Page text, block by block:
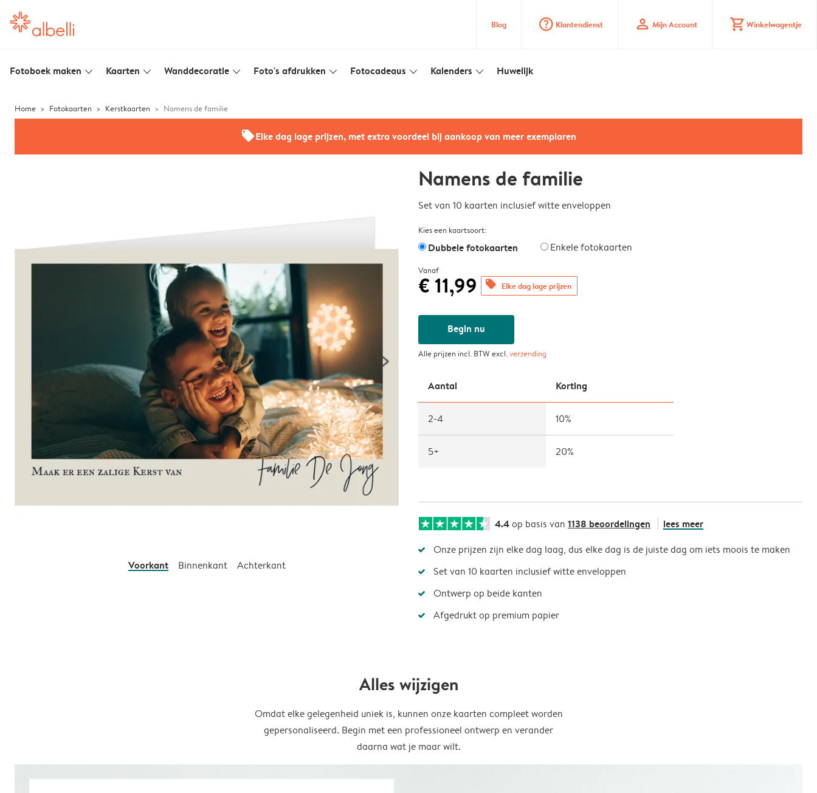
Blog question_mark_circle Klantendienst profile Mijn Account shopping_cart Winkelwagentje
Fotoboek maken slim_arrow_down Kaarten slim_arrow_down Wanddecoratie slim_arrow_down Foto's afdrukken slim_arrow_down Fotocadeaus slim_arrow_down Kalenders slim_arrow_down Huwelijk
Home Fotokaarten Kerstkaarten Namens de familie
offersElke dag lage prijzen, met extra voordeel bij aankoop van meer exemplaren
Voorkant Binnenkant Achterkant
Namens de familie
Set van 10 kaarten inclusief witte enveloppen
Kies een kaartsoort:
Dubbele fotokaarten Enkele fotokaarten
Vanaf
€ 11,99 offers Elke dag lage prijzen
Begin nu
Alle prijzen incl. BTW excl.verzending
Aantal Korting
2-4 10%
5+ 20%
4.4op basis van 1138 beoordelingen lees meer
Onze prijzen zijn elke dag laag, dus elke dag is de juiste dag om iets moois te maken
Set van 10 kaarten inclusief witte enveloppen
Ontwerp op beide kanten
Afgedrukt op premium papier
Alles wijzigen
Omdat elke gelegenheid uniek is, kunnen onze kaarten compleet worden
gepersonaliseerd. Begin met een professioneel ontwerp en verander
daarna wat je maar wilt.